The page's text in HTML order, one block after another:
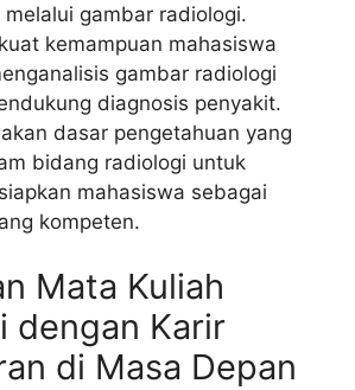
melalui gambar radiologi.
kemampuan mahasiswa
gambar radiologi
diagnosis penyakit.
dasar pengetahuan yang
bidang radiologi untuk
mahasiswa sebagai
kompeten.
Mata Kuliah
dengan Karir
di Masa Depan